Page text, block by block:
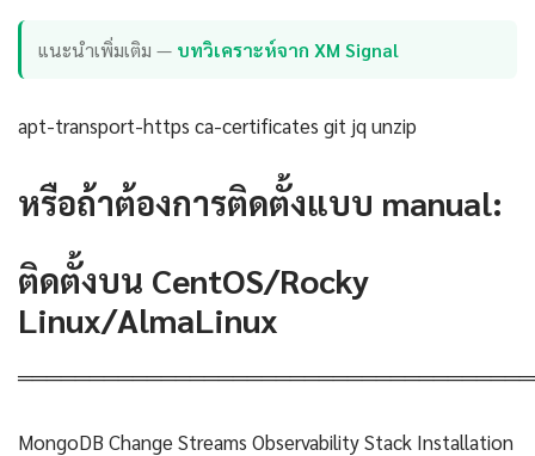
แนะนำเพิ่มเติม — บทวิเคราะห์จาก XM Signal
apt-transport-https ca-certificates git jq unzip
หรือถ้าต้องการติดตั้งแบบ manual:
ติดตั้งบน CentOS/Rocky
Linux/AlmaLinux
MongoDB Change Streams Observability Stack Installation